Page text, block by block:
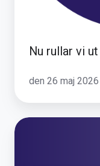
Nu rullar vi
den 26 maj
Transpa